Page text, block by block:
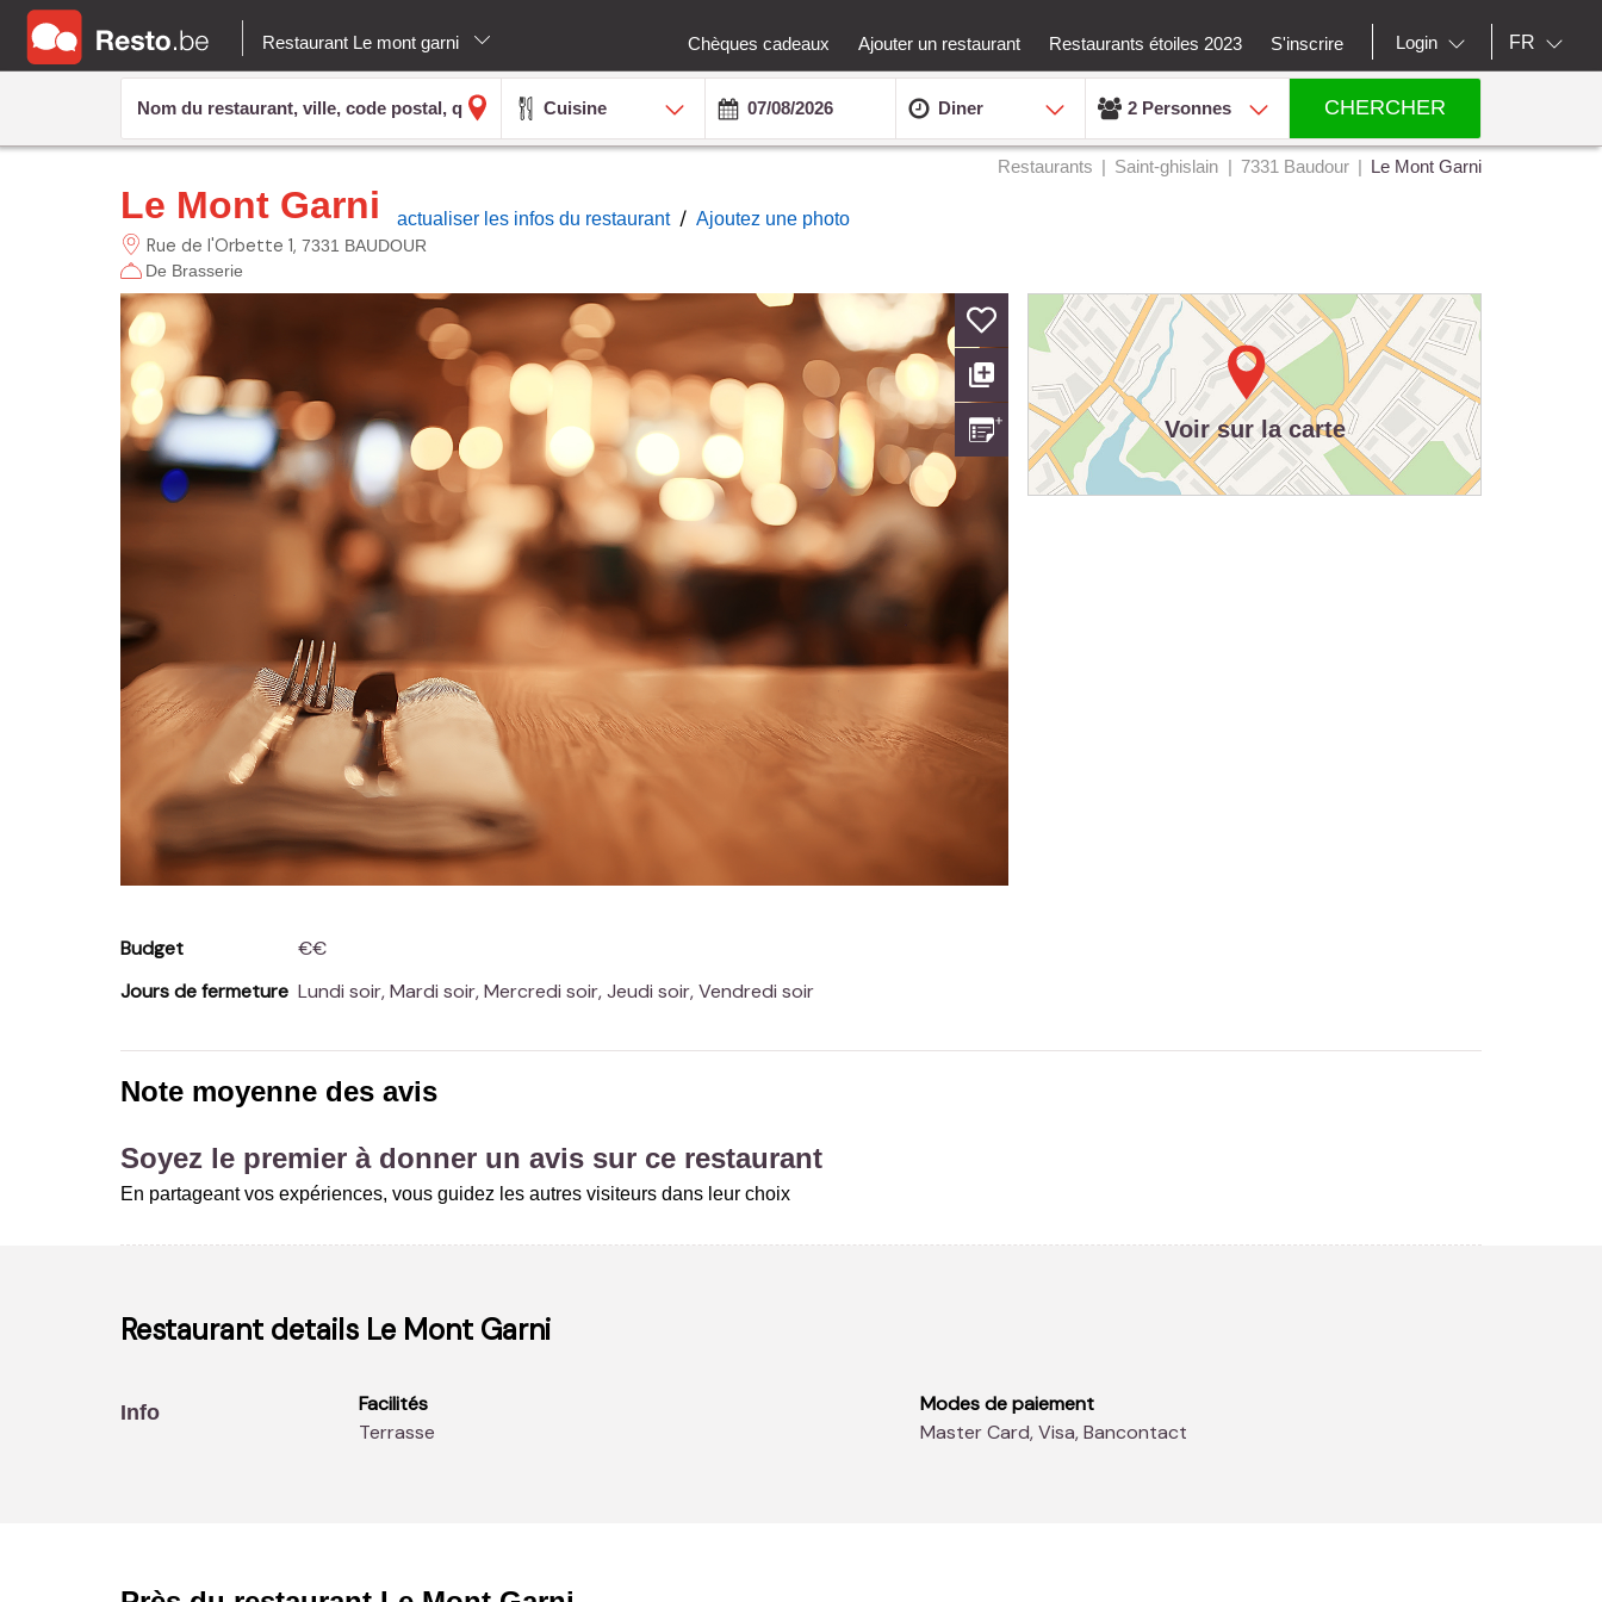
Restaurant Le mont garni Chèques cadeaux Ajouter un restaurant Restaurants étoiles 2023 S'inscrire Login FR
Cuisine Diner 2 Personnes CHERCHER
Restaurants Saint-ghislain 7331 Baudour Le Mont Garni
Le Mont Garni actualiser les infos du restaurant / Ajoutez une photo
Rue de l'Orbette 1 7331 BAUDOUR
De Brasserie
Budget
€€
Jours de fermeture
Lundi soir, Mardi soir, Mercredi soir, Jeudi soir, Vendredi soir
Voir sur la carte
Note moyenne des avis
Soyez le premier à donner un avis sur ce restaurant
En partageant vos expériences, vous guidez les autres visiteurs dans leur choix
Restaurant details Le Mont Garni
Info
Facilités
Terrasse
Modes de paiement
Master Card, Visa, Bancontact